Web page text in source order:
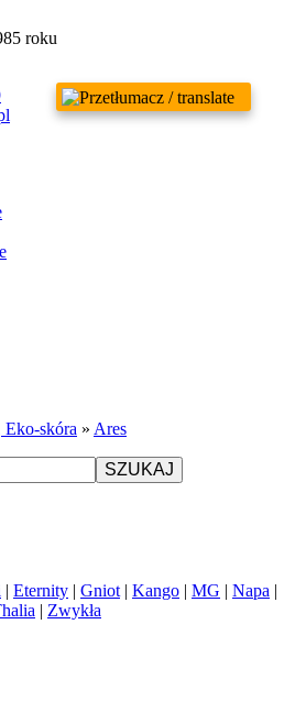
roku
Eko-skóra » Ares
SZUKAJ
| Eternity | Gniot | Kango | MG | Napa |
| Zwykła